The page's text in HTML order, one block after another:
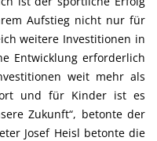
Aufstieg nicht nur für
weitere Investitionen in
Entwicklung erforderlich
weit mehr als
und für Kinder ist es
Zukunft“, betonte der
Josef Heisl betonte die